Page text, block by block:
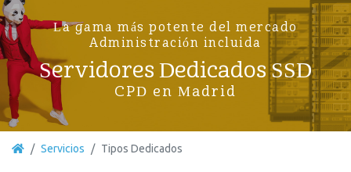
La gama más potente del mercado
Administración incluida
Servidores Dedicados SSD
CPD en Madrid
Servicios Tipos Dedicados